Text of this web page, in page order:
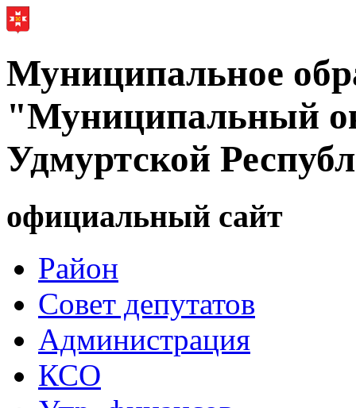
Муниципальное
"Муниципальный
Удмуртской
официальный сайт
Район
Совет депутатов
Администрация
КСО